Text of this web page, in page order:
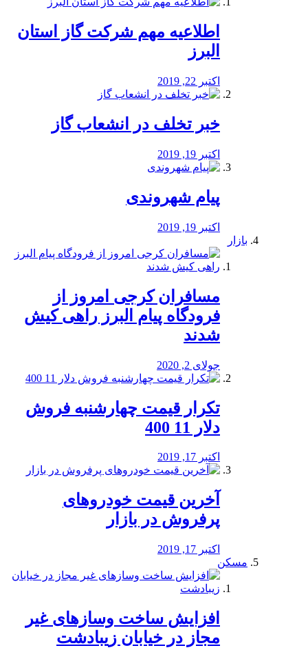
️اطلاعیه مهم شرکت گاز استان
البرز
اکتبر 22, 2019
خبر تخلف در انشعاب گاز
اکتبر 19, 2019
پیام شهروندی
اکتبر 19, 2019
بازار
مسافران کرجی امروز از
فرودگاه پیام البرز راهی کیش
شدند
جولای 2, 2020
تکرار قیمت چهارشنبه فروش
دلار 11 400
اکتبر 17, 2019
آخرین قیمت خودرو‌های
پرفروش در بازار
اکتبر 17, 2019
مسکن
افزایش ساخت وسازهای غیر
مجاز در خیابان زیبادشت